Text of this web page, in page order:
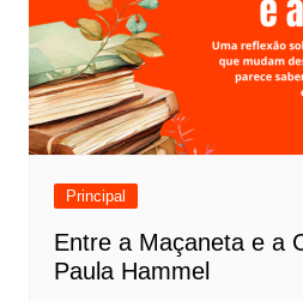
Principal
Entre a Maçaneta e a
Paula Hammel